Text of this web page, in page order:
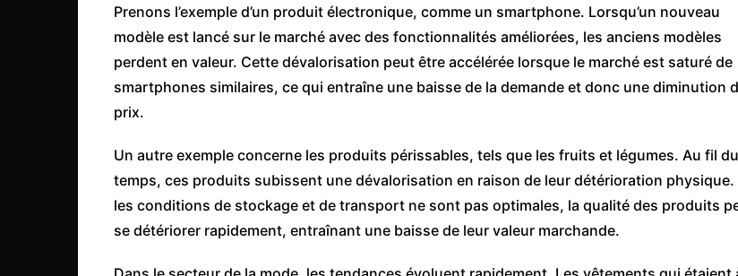
Côte d’Ivoire
Djibouti
Egypte
Gambie
Guinée
Prenons l’exemple d’un produit électronique, comme un smartphone. Lorsqu’un nouveau
modèle est lancé sur le marché avec des fonctionnalités améliorées, les anciens modèles
perdent en valeur. Cette dévalorisation peut être accélérée lorsque le marché est saturé de
smartphones similaires, ce qui entraîne une baisse de la demande et donc une diminution
prix.
Un autre exemple concerne les produits périssables, tels que les fruits et légumes. Au fil du
temps, ces produits subissent une dévalorisation en raison de leur détérioration physique.
les conditions de stockage et de transport ne sont pas optimales, la qualité des produits
se détériorer rapidement, entraînant une baisse de leur valeur marchande.